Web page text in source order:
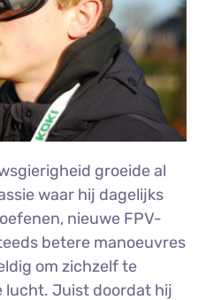
groeide al
waar hij dagelijks
nieuwe FPV-
betere manoeuvres
om zichzelf te
lucht. Juist doordat hij